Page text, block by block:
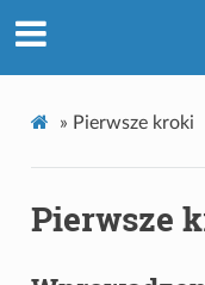
» Pierwsze kroki
Pierwsze